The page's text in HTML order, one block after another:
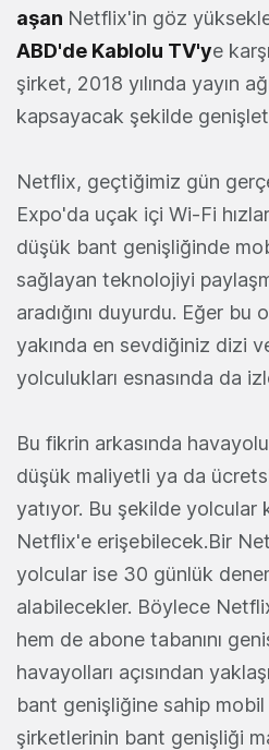
aşan Netflix'in göz
ABD'de Kablolu TV'ye
şirket, 2018 yılında yayın
kapsayacak şekilde
Netflix, geçtiğimiz gün
Expo'da uçak içi Wi-Fi
düşük bant genişliğinde
sağlayan teknolojiyi
aradığını duyurdu. Eğer bu
yakında en sevdiğiniz dizi
yolculukları esnasında da
Bu fikrin arkasında
düşük maliyetli ya da
yatıyor. Bu şekilde yolcular
Netflix'e erişebilecek.Bir
yolcular ise 30 günlük
alabilecekler. Böylece
hem de abone tabanını
havayolları açısından
bant genişliğine sahip
şirketlerinin bant genişliği